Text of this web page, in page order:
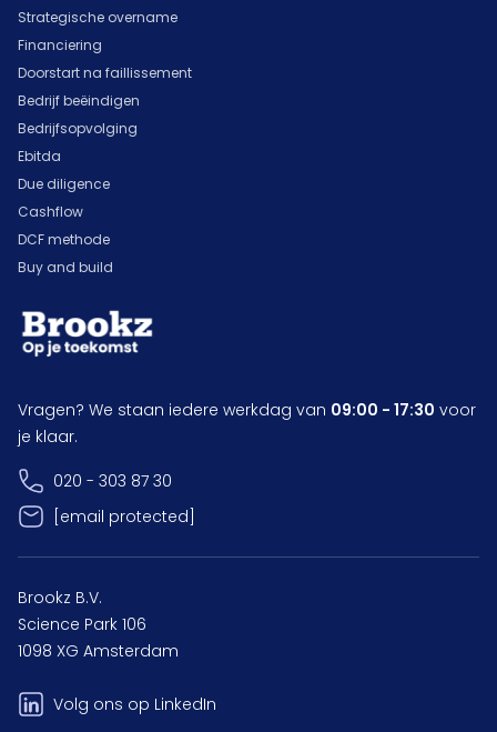
Strategische overname
Financiering
Doorstart na faillissement
Bedrijf beëindigen
Bedrijfsopvolging
Ebitda
Due diligence
Cashflow
DCF methode
Buy and build
Vragen? We staan iedere werkdag van 09:00 - 17:30 voor
je klaar.
020 - 303 87 30
[email protected]
Brookz B.V.
Science Park 106
1098 XG Amsterdam
Volg ons op LinkedIn